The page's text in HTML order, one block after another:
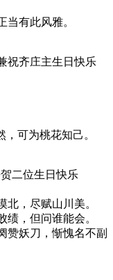
有此风雅。
祝齐庄主生日快乐
可为桃花知己。
二位生日快乐
，尽赋山川美。
，但问谁能会。
赞妖刀，惭愧名不副